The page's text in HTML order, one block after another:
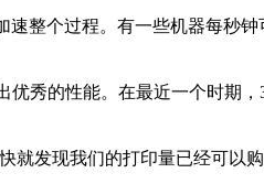
速整个过程。有一些机器每秒
秀的性能。在最近一个时期
就发现我们的打印量已经可以